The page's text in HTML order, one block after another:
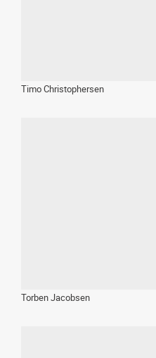
Timo Christophersen
Torben Jacobsen